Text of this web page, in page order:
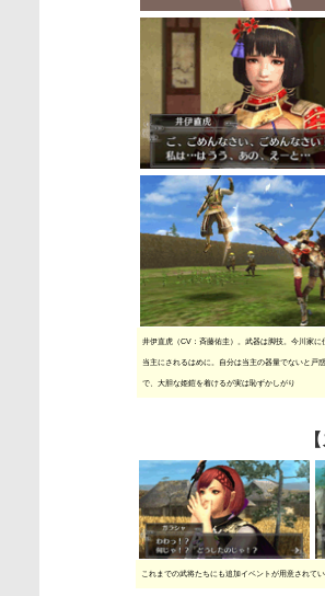
井伊直虎（CV：斉藤佑圭）。武器は脚技。今川家
当主にされるはめに。自分は当主の器量でないと戸
で、大胆な姫鎧を着けるが実は恥ずかしがり
これまでの武将たちにも追加イベントが用意されて